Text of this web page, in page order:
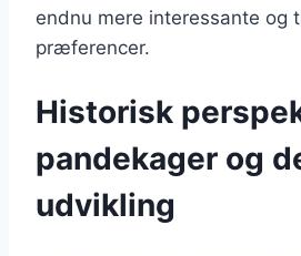
endnu mere interessante og
præferencer.
Historisk
pandekager og
udvikling